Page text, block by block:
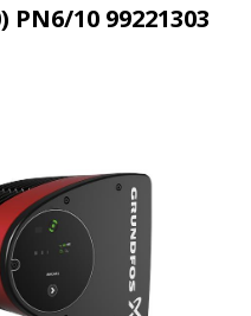
PN6/10 99221303